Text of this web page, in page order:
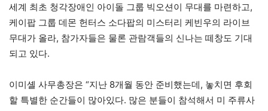
세계 최초 청각장애인 아이돌 그룹 빅오션이 무대를 마련하고,
케이팝 그룹 데몬 헌터스 소다팝의 미스터리 케빈우의 라이브
무대가 올라, 참가자들은 물론 관람객들의 신나는 떼창도 기대
되고 있다.
이미셸 사무총장은 “지난 8개월 동안 준비했는데, 놓치면 후회
할 특별한 순간들이 많아있다. 많은 분들이 참석해서 미 주류사